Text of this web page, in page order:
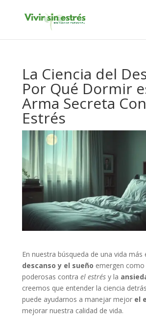
La Ciencia del
Por Qué Dormir
Arma Secreta
Estrés
En nuestra búsqueda de una vida más
descanso y el sueño emergen
poderosas contra el estrésy la
creemos que entender la ciencia
puede ayudarnos a manejar mejor el
mejorar nuestra calidad de vida.